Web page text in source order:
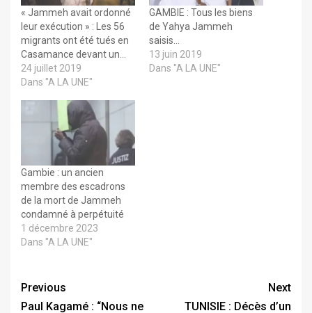
« Jammeh avait ordonné
leur exécution » : Les 56
migrants ont été tués en
Casamance devant un…
24 juillet 2019
Dans "A LA UNE"
GAMBIE : Tous les biens
de Yahya Jammeh
saisis…
13 juin 2019
Dans "A LA UNE"
Gambie : un ancien
membre des escadrons
de la mort de Jammeh
condamné à perpétuité
1 décembre 2023
Dans "A LA UNE"
Previous
Paul Kagamé : “Nous ne
Next
TUNISIE : Décès d’un